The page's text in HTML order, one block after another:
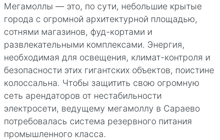
Мегамоллы — это, по сути, небольшие крытые
города с огромной архитектурной площадью,
сотнями магазинов, фуд-кортами и
развлекательными комплексами. Энергия,
необходимая для освещения, климат-контроля и
безопасности этих гигантских объектов, поистине
колоссальна. Чтобы защитить свою огромную
сеть арендаторов от нестабильности
электросети, ведущему мегамоллу в Сараево
потребовалась система резервного питания
промышленного класса.